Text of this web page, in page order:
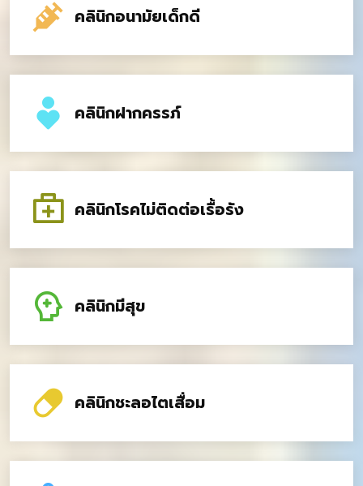
คลินิกอนามัยเด็กดี
คลินิกฝากครรภ์
คลินิกโรคไม่ติดต่อเรื้อรัง
คลินิกมีสุข
คลินิกชะลอไตเสื่อม